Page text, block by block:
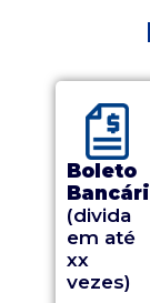
Boleto
(divida
em até
xx
vezes)